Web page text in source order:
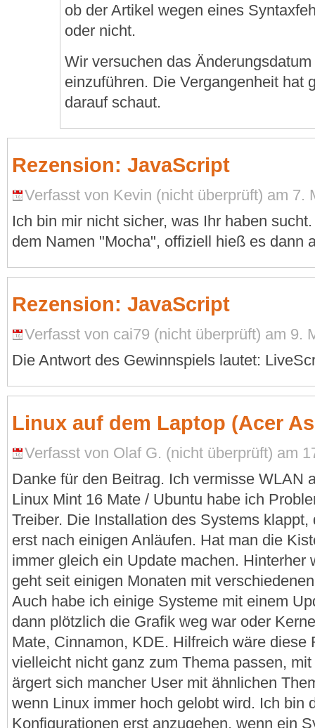
ob der Artikel wegen eines
oder nicht.
Wir versuchen das
einzuführen. Die Vergangenheit hat
darauf schaut.
Rezension: JavaScript
Verfasst von Kevin (nicht überprüft) am 7.
Ich bin mir nicht sicher, was Ihr haben
dem Namen "Mocha", offiziell hieß es dann
Rezension: JavaScript
Verfasst von cai79 (nicht überprüft) am 9.
Die Antwort des Gewinnspiels lautet:
Linux auf dem Laptop (Acer
Verfasst von Olaf G. (nicht überprüft) am
Danke für den Beitrag. Ich vermisse WLAN
Linux Mint 16 Mate / Ubuntu habe ich
Treiber. Die Installation des Systems
erst nach einigen Anläufen. Hat man die
immer gleich ein Update machen. Hinterher
geht seit einigen Monaten mit
Auch habe ich einige Systeme mit einem
dann plötzlich die Grafik weg war oder
Mate, Cinnamon, KDE. Hilfreich wäre diese
vielleicht nicht ganz zum Thema passen,
ärgert sich mancher User mit ähnlichen
wenn Linux immer hoch gelobt wird. Ich bin
Konfigurationen erst anzugehen, wenn ein